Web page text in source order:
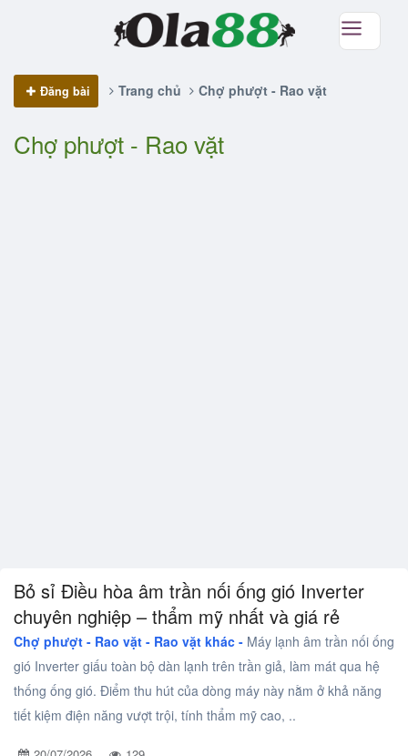
Đăng bài Trang chủ Chợ phượt - Rao vặt
Chợ phượt - Rao vặt
Bỏ sỉ Điều hòa âm trần nối ống gió Inverter
chuyên nghiệp – thẩm mỹ nhất và giá rẻ
Chợ phượt - Rao vặt - Rao vặt khác - Máy lạnh âm trần nối ống
gió Inverter giấu toàn bộ dàn lạnh trên trần giả, làm mát qua hệ
thống ống gió. Điểm thu hút của dòng máy này nằm ở khả năng
tiết kiệm điện năng vượt trội, tính thẩm mỹ cao, ..